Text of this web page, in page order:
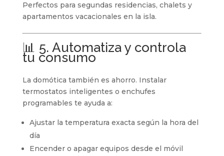
Perfectos para segundas residencias, chalets y
apartamentos vacacionales en la isla.
📊 5. Automatiza y controla
tu consumo
La domótica también es ahorro. Instalar
termostatos inteligentes o enchufes
programables te ayuda a:
Ajustar la temperatura exacta según la hora del
día
Encender o apagar equipos desde el móvil